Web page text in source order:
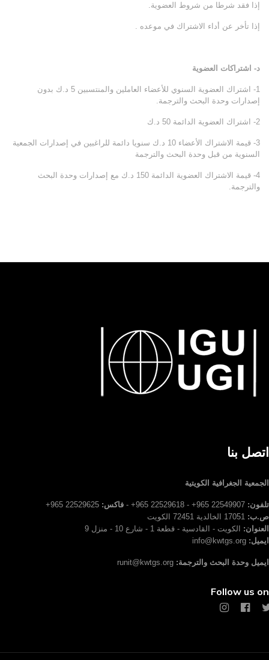
إذا فقد شرطا من شروط العضوية.
إذا تأخر عن أداء الاشتراك في موعده .
د- اشتراكات العضوية
1- اشتراك العضوية السنوي للأعضاء العاملين والمنتسبين 5 د.ك بدون
إصدارات وحدة البحث والترجمة.
2- اشتراك العضوية الدائمة 50 د.ك
3- قيمة الاشتراك الأعضاء 10 د.ك سنويا دائمة للراغبين في إصدارات الجمعية
السنوية من قبل وحدة البحث والترجمة
4- قيمة الاشتراك العضوية الدائمة 150 د.ك مع إصدارات وحدة البحث
والترجمة.
اتصل بنا
الجمعية الجغرافية الكويتية
تلفون: فاكس: 22529625 965+
ص.ب: 17051 الخالدية 72451 الكويت
العنوان:
الكويت - القادسية - قطعة 1 - شارع 10 - منزل 9
ايميل: info@kwtgs.org
ايميل وحدة البحث والترجمة: runit@kwtgs.org
Follow us on